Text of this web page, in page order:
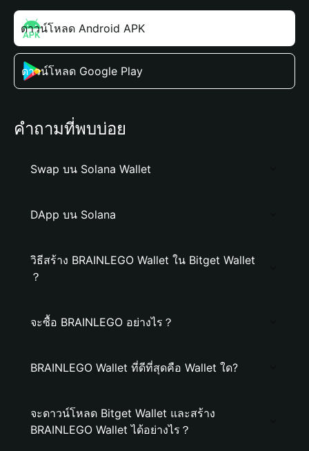
ดาวน์โหลด Android APK
ดาวน์โหลด Google Play
คำถามที่พบบ่อย
Swap บน Solana Wallet
DApp บน Solana
วิธีสร้าง BRAINLEGO Wallet ใน Bitget Wallet
？
จะซื้อ BRAINLEGO อย่างไร？
BRAINLEGO Wallet ที่ดีที่สุดคือ Wallet ใด?
จะดาวน์โหลด Bitget Wallet และสร้าง
BRAINLEGO Wallet ได้อย่างไร？